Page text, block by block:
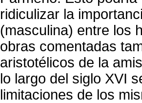
ridiculizar la
(masculina) entre los
obras comentadas
aristotélicos de la
lo largo del siglo XVI
limitaciones de los